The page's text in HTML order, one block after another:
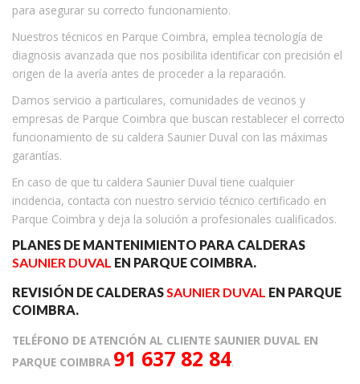
para asegurar su correcto funcionamiento.
Nuestros técnicos en Parque Coimbra, emplea tecnología de
diagnosis avanzada que nos posibilita identificar con precisión el
origen de la avería antes de proceder a la reparación.
Damos servicio a particulares, comunidades de vecinos y
empresas de Parque Coimbra que buscan restablecer el correcto
funcionamiento de su caldera Saunier Duval con las máximas
garantías.
En caso de que tu caldera Saunier Duval tiene cualquier
incidencia, contacta con nuestro servicio técnico certificado en
Parque Coimbra y deja la solución a profesionales cualificados.
PLANES DE MANTENIMIENTO PARA CALDERAS
SAUNIER DUVAL EN PARQUE COIMBRA.
REVISIÓN DE CALDERASSAUNIER DUVAL EN PARQUE
COIMBRA.
TELÉFONO DE ATENCIÓN AL CLIENTE SAUNIER DUVAL EN
PARQUE COIMBRA 91 637 82 84.